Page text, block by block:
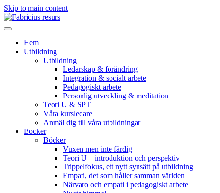
Skip to main content
Hem
Utbildning
Utbildning
Ledarskap & förändring
Integration & socialt arbete
Pedagogiskt arbete
Personlig utveckling & meditation
Teori U & SPT
Våra kursledare
Anmäl dig till våra utbildningar
Böcker
Böcker
Vuxen men inte färdig
Teori U – introduktion och perspektiv
Trippelfokus, ett nytt synsätt på utbildning
Empati, det som håller samman världen
Närvaro och empati i pedagogiskt arbete